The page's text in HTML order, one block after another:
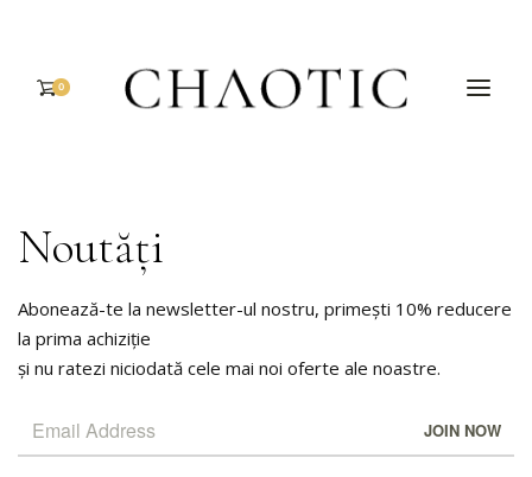
0
Noutăți
Abonează-te la newsletter-ul nostru, primești 10% reducere
la prima achiziție
și nu ratezi niciodată cele mai noi oferte ale noastre.